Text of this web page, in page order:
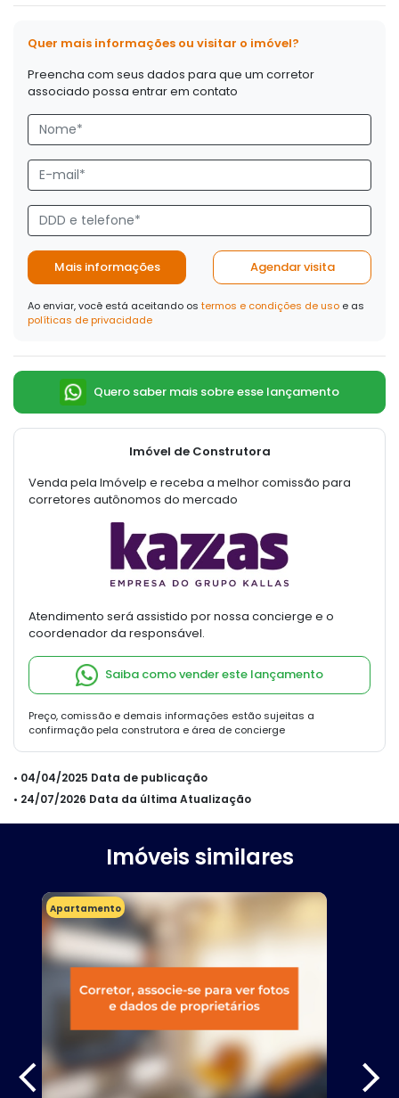
Quer mais informações ou visitar o imóvel?
Preencha com seus dados para que um corretor
associado possa entrar em contato
Mais informações Agendar visita
Ao enviar, você está aceitando os termos e condições de uso e as
políticas de privacidade
Quero saber mais sobre esse lançamento
Imóvel de Construtora
Venda pela Imóvelp e receba a melhor comissão para
corretores autônomos do mercado
Atendimento será assistido por nossa concierge e o
coordenador da responsável.
Saiba como vender este lançamento
Preço, comissão e demais informações estão sujeitas a
confirmação pela construtora e área de concierge
• 04/04/2025 Data de publicação
• 24/07/2026 Data da última Atualização
Imóveis similares
Apartamento